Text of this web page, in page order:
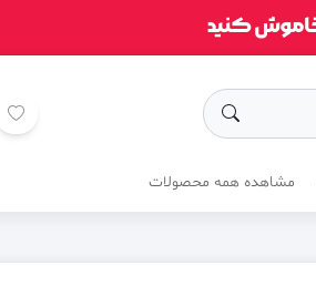
مشاهده همه محصولات